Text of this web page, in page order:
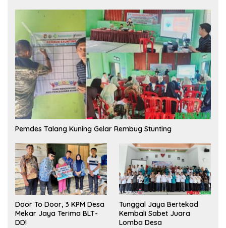
Pemdes Talang Kuning Gelar Rembug Stunting
Door To Door, 3 KPM Desa
Mekar Jaya Terima BLT-
DD!
Tunggal Jaya Bertekad
Kembali Sabet Juara
Lomba Desa